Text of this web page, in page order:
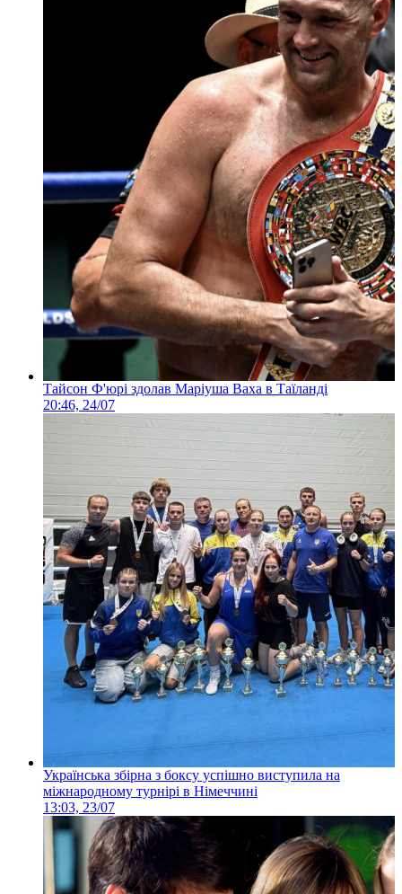
Тайсон Ф'юрі здолав Маріуша Ваха в Таїланді
20:46, 24/07
Українська збірна з боксу успішно виступила на
міжнародному турнірі в Німеччині
13:03, 23/07